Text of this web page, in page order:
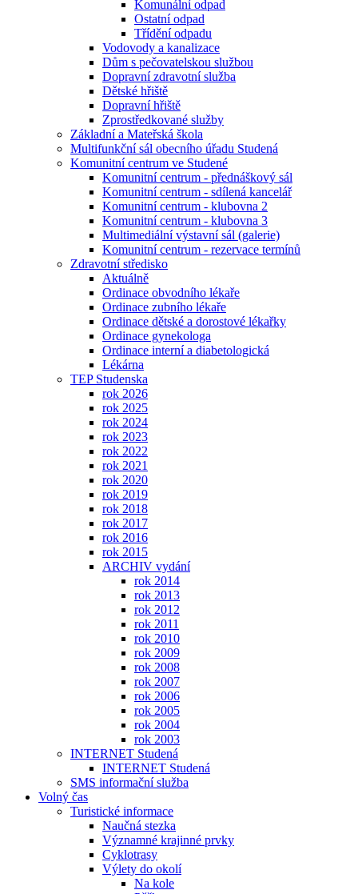
Komunální odpad
Ostatní odpad
Třídění odpadu
Vodovody a kanalizace
Dům s pečovatelskou službou
Dopravní zdravotní služba
Dětské hřiště
Dopravní hřiště
Zprostředkované služby
Základní a Mateřská škola
Multifunkční sál obecního úřadu Studená
Komunitní centrum ve Studené
Komunitní centrum - přednáškový sál
Komunitní centrum - sdílená kancelář
Komunitní centrum - klubovna 2
Komunitní centrum - klubovna 3
Multimediální výstavní sál (galerie)
Komunitní centrum - rezervace termínů
Zdravotní středisko
Aktuálně
Ordinace obvodního lékaře
Ordinace zubního lékaře
Ordinace dětské a dorostové lékařky
Ordinace gynekologa
Ordinace interní a diabetologická
Lékárna
TEP Studenska
rok 2026
rok 2025
rok 2024
rok 2023
rok 2022
rok 2021
rok 2020
rok 2019
rok 2018
rok 2017
rok 2016
rok 2015
ARCHIV vydání
rok 2014
rok 2013
rok 2012
rok 2011
rok 2010
rok 2009
rok 2008
rok 2007
rok 2006
rok 2005
rok 2004
rok 2003
INTERNET Studená
INTERNET Studená
SMS informační služba
Volný čas
Turistické informace
Naučná stezka
Významné krajinné prvky
Cyklotrasy
Výlety do okolí
Na kole